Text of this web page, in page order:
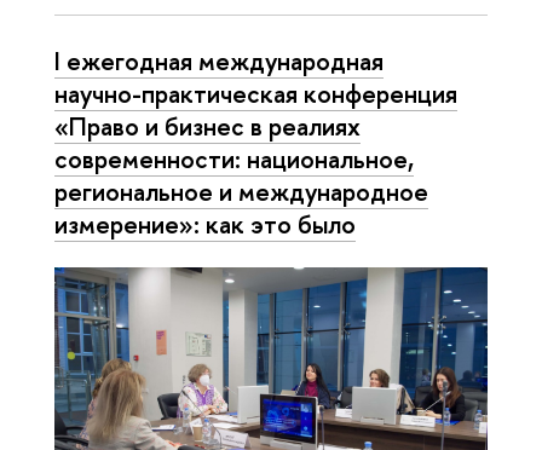
I ежегодная международная
научно-практическая конференция
«Право и бизнес в реалиях
современности: национальное,
региональное и международное
измерение»: как это было